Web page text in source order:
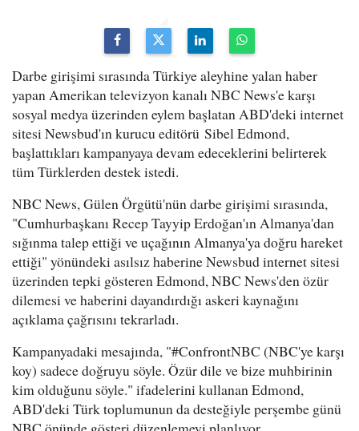
Darbe girişimi sırasında Türkiye aleyhine yalan haber
yapan Amerikan televizyon kanalı NBC News'e karşı
sosyal medya üzerinden eylem başlatan ABD'deki internet
sitesi Newsbud'ın kurucu editörü Sibel Edmond,
başlattıkları kampanyaya devam edeceklerini belirterek
tüm Türklerden destek istedi.
NBC News, Gülen Örgütü'nün darbe girişimi sırasında,
"Cumhurbaşkanı Recep Tayyip Erdoğan'ın Almanya'dan
sığınma talep ettiği ve uçağının Almanya'ya doğru hareket
ettiği" yönündeki asılsız haberine Newsbud internet sitesi
üzerinden tepki gösteren Edmond, NBC News'den özür
dilemesi ve haberini dayandırdığı askeri kaynağını
açıklama çağrısını tekrarladı.
Kampanyadaki mesajında, "#ConfrontNBC (NBC'ye karşı
koy) sadece doğruyu söyle. Özür dile ve bize muhbirinin
kim olduğunu söyle." ifadelerini kullanan Edmond,
ABD'deki Türk toplumunun da desteğiyle perşembe günü